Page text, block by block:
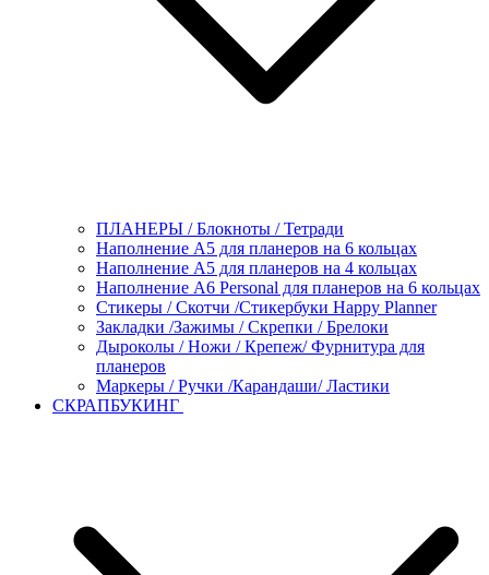
ПЛАНЕРЫ / Блокноты / Тетради
Наполнение А5 для планеров на 6 кольцах
Наполнение А5 для планеров на 4 кольцах
Наполнение А6 Personal для планеров на 6 кольцах
Стикеры / Скотчи /Стикербуки Happy Planner
Закладки /Зажимы / Скрепки / Брелоки
Дыроколы / Ножи / Крепеж/ Фурнитура для
планеров
Маркеры / Ручки /Карандаши/ Ластики
СКРАПБУКИНГ